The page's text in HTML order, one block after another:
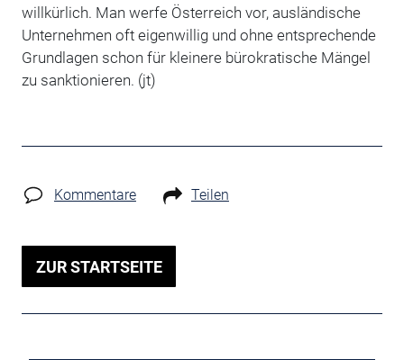
willkürlich. Man werfe Österreich vor, ausländische
Unternehmen oft eigenwillig und ohne entsprechende
Grundlagen schon für kleinere bürokratische Mängel
zu sanktionieren. (jt)
Kommentare Teilen
ZUR STARTSEITE